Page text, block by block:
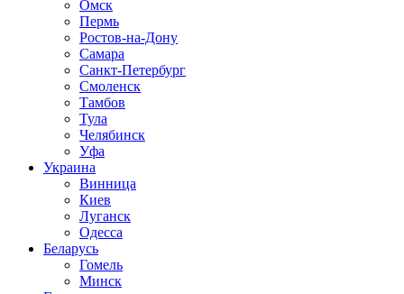
Омск
Пермь
Ростов-на-Дону
Самара
Санкт-Петербург
Смоленск
Тамбов
Тула
Челябинск
Уфа
Украина
Винница
Киев
Луганск
Одесса
Беларусь
Гомель
Минск